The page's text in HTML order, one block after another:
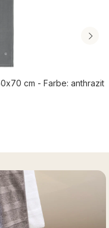
cm - Farbe: anthrazit
Preis: